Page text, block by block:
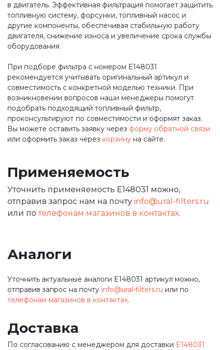
в двигатель. Эффективная фильтрация помогает защитить
топливную систему, форсунки, топливный насос и
другие компоненты, обеспечивая стабильную работу
двигателя, снижение износа и увеличение срока службы
оборудования.
При подборе фильтра с номером E148031
рекомендуется учитывать оригинальный артикул и
совместимость с конкретной моделью техники. При
возникновении вопросов наши менеджеры помогут
подобрать подходящий топливный фильтр,
проконсультируют по совместимости и оформят заказ.
Вы можете оставить заявку через форму обратной связи
или оформить заказ через корзину на сайте.
Применяемость
Уточнить применяемость E148031 можно,
отправив запрос нам на почту info@ural-filters.ru
или потелефонам магазинов в контактах.
Аналоги
Уточнить актуальные аналоги E148031 артикул можно,
отправив запрос на почту info@ural-filters.ru или по
телефонам магазинов в контактах.
Доставка
По согласованию с менеджером для доставки E148031